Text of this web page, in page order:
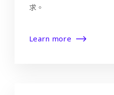
求。
Learn more